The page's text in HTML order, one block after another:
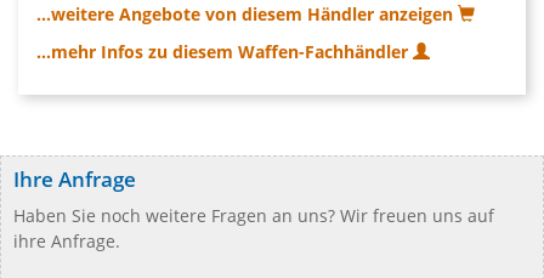
...weitere Angebote von diesem Händler anzeigen
...mehr Infos zu diesem Waffen-Fachhändler
Ihre Anfrage
Haben Sie noch weitere Fragen an uns? Wir freuen uns auf
ihre Anfrage.